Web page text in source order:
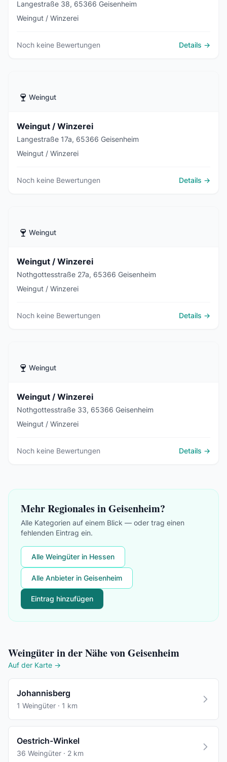
Langestraße 38, 65366 Geisenheim
Weingut / Winzerei
Noch keine Bewertungen Details →
🍷 Weingut
Weingut / Winzerei
Langestraße 17a, 65366 Geisenheim
Weingut / Winzerei
Noch keine Bewertungen Details →
🍷 Weingut
Weingut / Winzerei
Nothgottesstraße 27a, 65366 Geisenheim
Weingut / Winzerei
Noch keine Bewertungen Details →
🍷 Weingut
Weingut / Winzerei
Nothgottesstraße 33, 65366 Geisenheim
Weingut / Winzerei
Noch keine Bewertungen Details →
Mehr Regionales in Geisenheim?
Alle Kategorien auf einem Blick — oder trag einen
fehlenden Eintrag ein.
Alle Weingüter in Hessen
Alle Anbieter in Geisenheim
Eintrag hinzufügen
Weingüter in der Nähe von Geisenheim
Auf der Karte →
Johannisberg
1 Weingüter · 1 km
Oestrich-Winkel
36 Weingüter · 2 km